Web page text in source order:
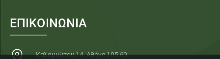
ΕΠΙΚΟΙΝΩΝΙΑ
Καλαμιώτου 14, Αθήνα 105 60